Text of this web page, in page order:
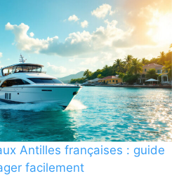
Antilles françaises : guide
facilement